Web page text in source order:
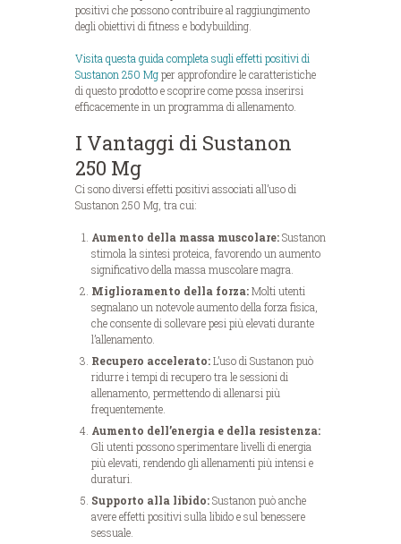
positivi che possono contribuire al raggiungimento
degli obiettivi di fitness e bodybuilding.
Visita questa guida completa sugli effetti positivi di
Sustanon 250 Mgper approfondire le caratteristiche
di questo prodotto e scoprire come possa inserirsi
efficacemente in un programma di allenamento.
I Vantaggi di Sustanon
250 Mg
Ci sono diversi effetti positivi associati all’uso di
Sustanon 250 Mg, tra cui:
Aumento della massa muscolare:Sustanon
stimola la sintesi proteica, favorendo un aumento
significativo della massa muscolare magra.
Miglioramento della forza:Molti utenti
segnalano un notevole aumento della forza fisica,
che consente di sollevare pesi più elevati durante
l’allenamento.
Recupero accelerato:L’uso di Sustanon può
ridurre i tempi di recupero tra le sessioni di
allenamento, permettendo di allenarsi più
frequentemente.
Aumento dell’energia e della resistenza:
Gli utenti possono sperimentare livelli di energia
più elevati, rendendo gli allenamenti più intensi e
duraturi.
Supporto alla libido:Sustanon può anche
avere effetti positivi sulla libido e sul benessere
sessuale.